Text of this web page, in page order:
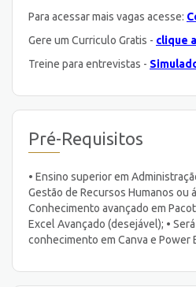
Para acessar mais vagas acesse:
Gere um Curriculo Gratis - clique
Treine para entrevistas -
Pré-Requisitos
• Ensino superior em
Gestão de Recursos Humanos ou
Conhecimento avançado em
Excel Avançado (desejável); •
conhecimento em Canva e Power